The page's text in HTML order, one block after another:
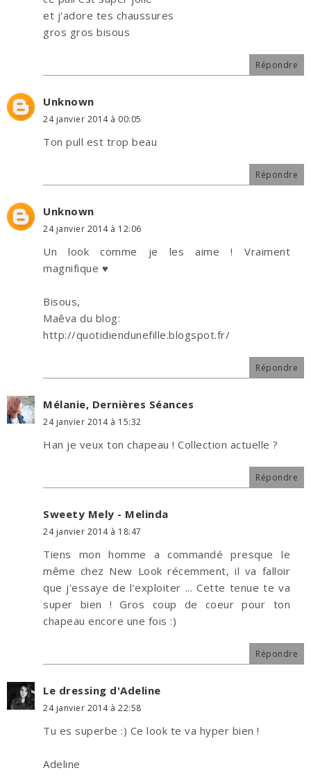
et j'adore tes chaussures
gros gros bisous
Répondre
Unknown
24 janvier 2014 à 00:05
Ton pull est trop beau
Répondre
Unknown
24 janvier 2014 à 12:06
Un look comme je les aime ! Vraiment
magnifique ♥
Bisous,
Maêva du blog:
http://quotidiendunefille.blogspot.fr/
Répondre
Mélanie, Dernières Séances
24 janvier 2014 à 15:32
Han je veux ton chapeau ! Collection actuelle ?
Répondre
Sweety Mely - Melinda
24 janvier 2014 à 18:47
Tiens mon homme a commandé presque le
même chez New Look récemment, il va falloir
que j'essaye de l’exploiter ... Cette tenue te va
super bien ! Gros coup de coeur pour ton
chapeau encore une fois :)
Répondre
Le dressing d'Adeline
24 janvier 2014 à 22:58
Tu es superbe :) Ce look te va hyper bien !
Adeline